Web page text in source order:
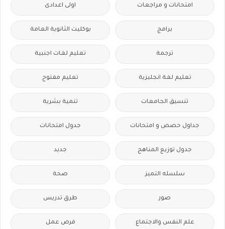
امتحانات و مراجعات اولى اعدادى
برامج بوكليت الثانوية العامة
ترجمة تعليم لغات اجنبية
تعليم لغة انجليزية تعليم مفتوح
تنسيق الجامعات تنمية بشرية
جداول حصص و امتحانات جدول امتحانات
جدول توزيع المناهج جديد
سلسله التميز صحة
صور طرق تدريس
علم النفس والاجتماع فرص عمل